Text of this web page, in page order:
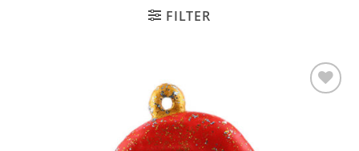
FILTER